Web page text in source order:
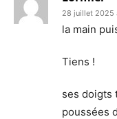
28 juillet 2025
la main
Tiens !
ses doigts
poussées